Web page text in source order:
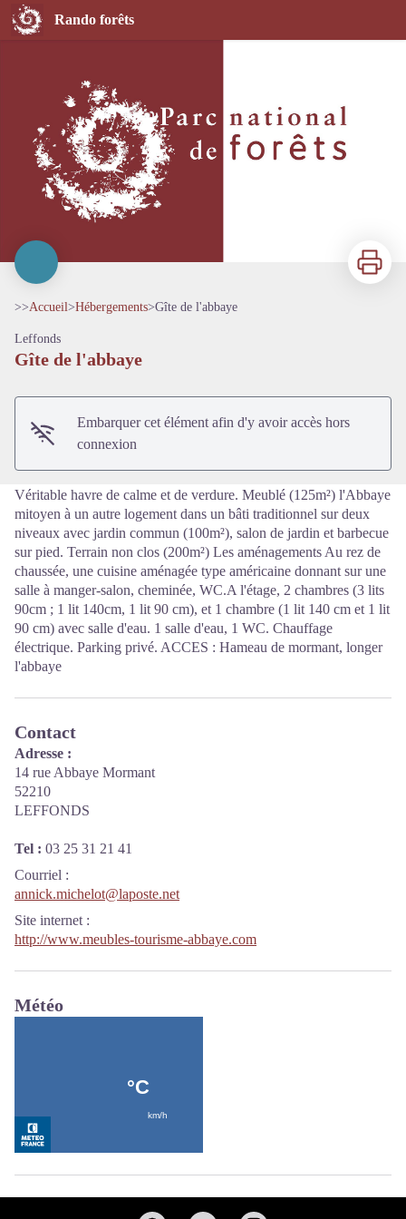
Rando forêts
Gîte de l'abbaye
Imprimer
>>Accueil>Hébergements>Gîte de l'abbaye
Leffonds
Gîte de l'abbaye
Embarquer cet élément afin d'y avoir accès hors
connexion
Véritable havre de calme et de verdure. Meublé (125m²) l'Abbaye
mitoyen à un autre logement dans un bâti traditionnel sur deux
niveaux avec jardin commun (100m²), salon de jardin et barbecue
sur pied. Terrain non clos (200m²) Les aménagements Au rez de
chaussée, une cuisine aménagée type américaine donnant sur une
salle à manger-salon, cheminée, WC.A l'étage, 2 chambres (3 lits
90cm ; 1 lit 140cm, 1 lit 90 cm), et 1 chambre (1 lit 140 cm et 1 lit
90 cm) avec salle d'eau. 1 salle d'eau, 1 WC. Chauffage
électrique. Parking privé. ACCES : Hameau de mormant, longer
l'abbaye
Contact
Adresse :
14 rue Abbaye Mormant
52210
LEFFONDS
Tel : 03 25 31 21 41
Courriel :
annick.michelot@laposte.net
Site internet :
http://www.meubles-tourisme-abbaye.com
Météo